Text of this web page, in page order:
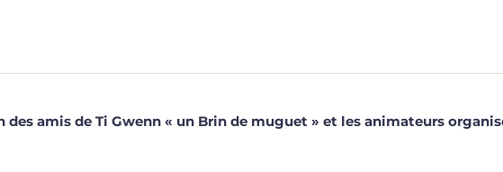
des amis de Ti Gwenn « un Brin de muguet » et les animateurs